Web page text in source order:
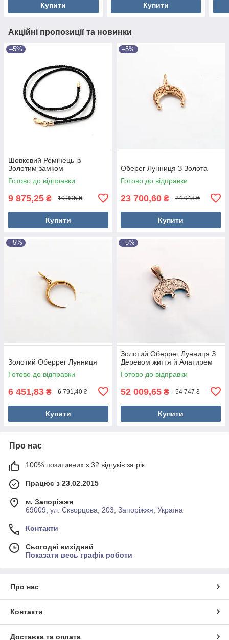
Купити Купити
Акційні пропозиції та новинки
–5%
Шовковий Ремінець із
Золотим замком
Готово до відправки
9 875,25 ₴ 10 395 ₴
Купити
–5%
Оберег Лунниця З Золота
Готово до відправки
23 700,60 ₴ 24 948 ₴
Купити
–5%
Золотий Оберрег Лунниця
Готово до відправки
6 451,83 ₴ 6 791,40 ₴
Купити
–5%
Золотий Оберрег Лунниця З
Деревом життя й Алатирем
Готово до відправки
52 009,65 ₴ 54 747 ₴
Купити
Про нас
100% позитивних з 32 відгуків за рік
Працює з 23.02.2015
м. Запоріжжя
69009, ул. Скворцова, 203, Запоріжжя, Україна
Контакти
Сьогодні вихідний
Показати весь графік роботи
Про нас
Контакти
Доставка та оплата